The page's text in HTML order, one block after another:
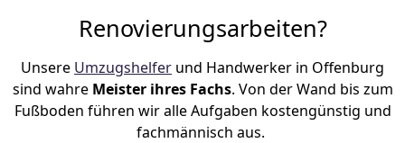
Renovierungsarbeiten?
Unsere Umzugshelfer und Handwerker in Offenburg
sind wahre Meister ihres Fachs. Von der Wand bis zum
Fußboden führen wir alle Aufgaben kostengünstig und
fachmännisch aus.